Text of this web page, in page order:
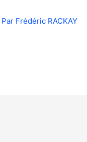
Frédéric RACKAY